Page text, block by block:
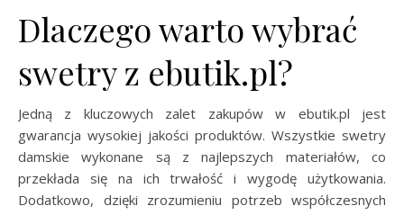
Dlaczego warto wybrać
swetry z ebutik.pl?
Jedną z kluczowych zalet zakupów w ebutik.pl jest
gwarancja wysokiej jakości produktów. Wszystkie swetry
damskie wykonane są z najlepszych materiałów, co
przekłada się na ich trwałość i wygodę użytkowania.
Dodatkowo, dzięki zrozumieniu potrzeb współczesnych